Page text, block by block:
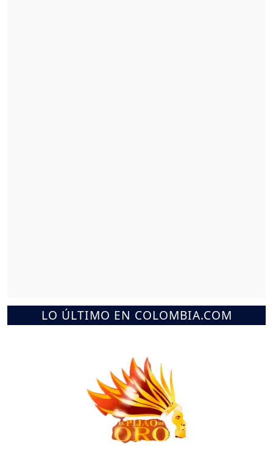
LO ÚLTIMO EN COLOMBIA.COM